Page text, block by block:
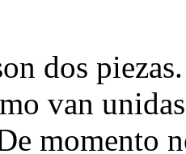
dos
van
momento